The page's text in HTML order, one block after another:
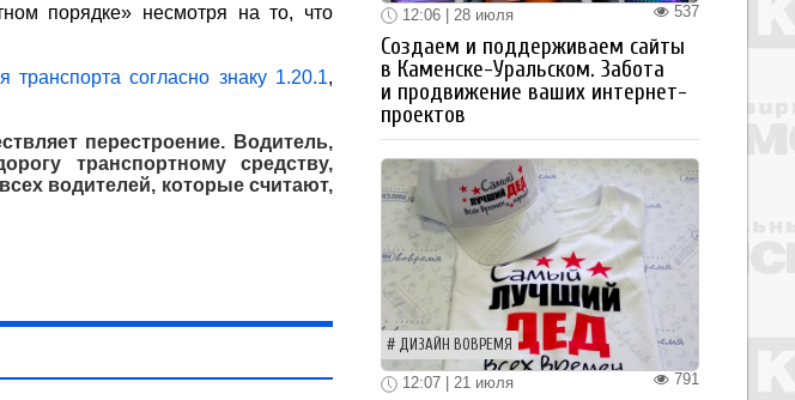
порядке» несмотря на то, что
согласно знаку 1.20.1,
перестроение. Водитель,
транспортному средству,
водителей, которые считают,
537
12:06 | 28 июля
Создаем и поддерживаем сайты
в Каменске-Уральском. Забота
и продвижение ваших интернет-
проектов
ДИЗАЙН ВОВРЕМЯ
791
12:07 | 21 июля